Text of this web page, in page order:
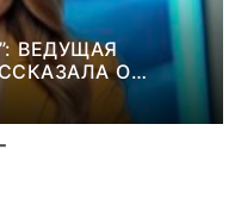
ВЕДУЩАЯ
О
ЗИМНИХ
геймер